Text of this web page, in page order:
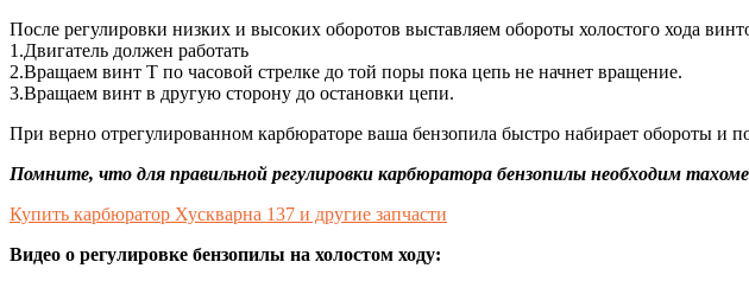
После регулировки низких и высоких оборотов выставляем обороты холостого хода
1.Двигатель должен работать
2.Вращаем винт Т по часовой стрелке до той поры пока цепь не начнет вращение.
3.Вращаем винт в другую сторону до остановки цепи.
При верно отрегулированном карбюраторе ваша бензопила быстро набирает обороты и
Помните, что для правильной регулировки карбюратора бензопилы необходим
Купить карбюратор Хускварна 137 и другие запчасти
Видео о регулировке бензопилы на холостом ходу: